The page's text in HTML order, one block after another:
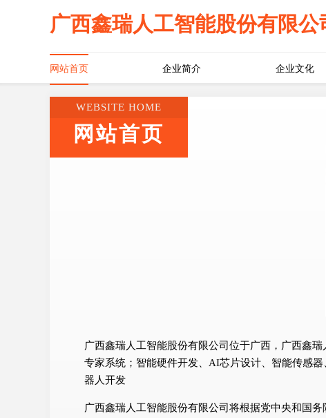
广西鑫瑞人工智能股份有限公
网站首页 企业简介 企业文化
WEBSITE HOME
网站首页
广西鑫瑞人工智能股份有限公司位于广西，广西鑫
专家系统；智能硬件开发、AI芯片设计、智能传感
器人开发
广西鑫瑞人工智能股份有限公司将根据党中央和国